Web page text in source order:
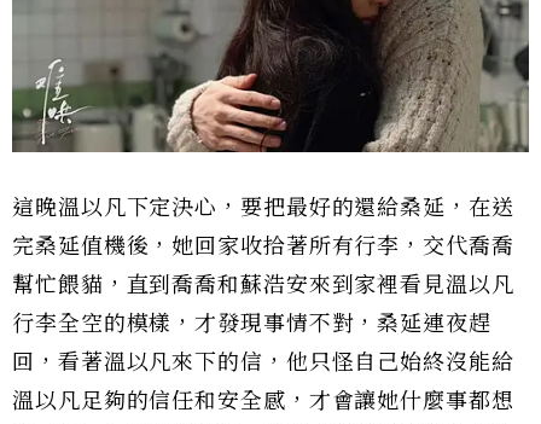
這晚溫以凡下定決心，要把最好的還給桑延，在送
完桑延值機後，她回家收拾著所有行李，交代喬喬
幫忙餵貓，直到喬喬和蘇浩安來到家裡看見溫以凡
行李全空的模樣，才發現事情不對，桑延連夜趕
回，看著溫以凡來下的信，他只怪自己始終沒能給
溫以凡足夠的信任和安全感，才會讓她什麼事都想